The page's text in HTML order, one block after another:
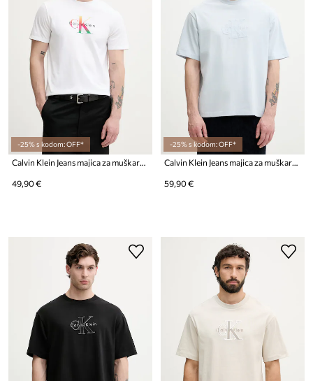
-25% s kodom: OFF*
49,90 €
-25% s kodom: OFF*
59,90 €